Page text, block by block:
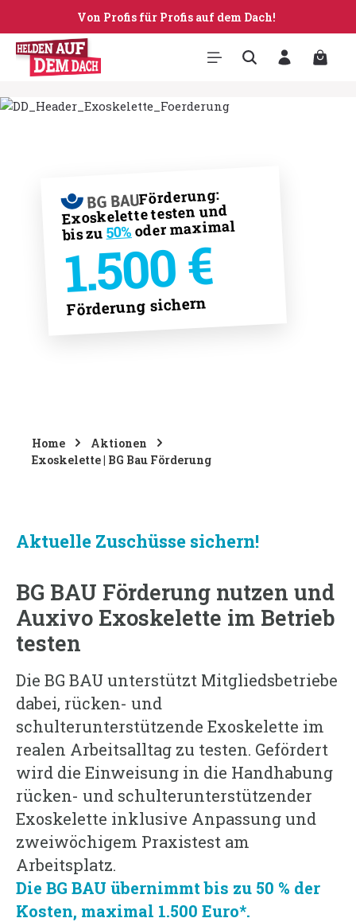
Zum Hauptinhalt springen
Von Profis für Profis auf dem Dach!
Förderung:
Exoskelette testen und
bis zu50%oder maximal
1.500 €
Förderung sichern
Home
Aktionen
Exoskelette | BG Bau Förderung
Aktuelle Zuschüsse sichern!
BG BAU Förderung nutzen und
Auxivo Exoskelette im Betrieb
testen
Die BG BAU unterstützt Mitgliedsbetriebe
dabei, rücken- und
schulterunterstützende Exoskelette im
realen Arbeitsalltag zu testen. Gefördert
wird die Einweisung in die Handhabung
rücken- und schulterunterstützender
Exoskelette inklusive Anpassung und
zweiwöchigem Praxistest am
Arbeitsplatz.
Die BG BAU übernimmt bis zu 50 % der
Kosten, maximal 1.500 Euro*.